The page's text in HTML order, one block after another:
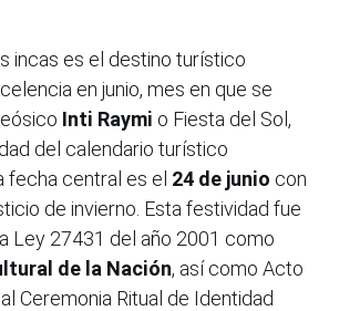
incas es el destino turístico
en junio, mes en que se
Inti Raymi o Fiesta del Sol,
del calendario turístico
fecha central es el 24 de junio con
de invierno. Esta festividad fue
Ley 27431 del año 2001 como
de la Nación, así como Acto
Ceremonia Ritual de Identidad